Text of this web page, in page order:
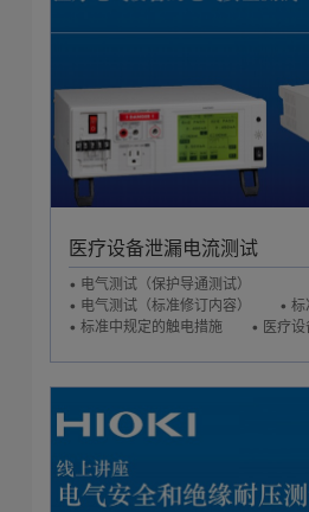
医疗设备泄漏电流测试
• 电气测试（保护导通测试）
• 电气测试（标准修订内容）
•
• 标准中规定的触电措施
• 医疗